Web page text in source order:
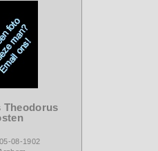
Theodorus
08-1902